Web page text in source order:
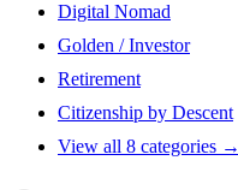
Digital Nomad
Golden / Investor
Retirement
Citizenship by Descent
View all 8 categories →